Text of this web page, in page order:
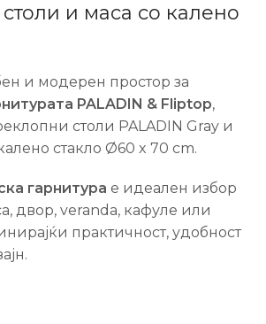
и маса со калено
и модерен простор за
PALADIN & Fliptop,
столи PALADIN Gray и
стакло Ø60 x 70 cm.
гарнитура е идеален избор
двор, veranda, кафуле или
практичност, удобност